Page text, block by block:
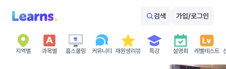
검색 가입/로그인
지역별 과목별 홈스쿨링 커뮤니티 재원생리뷰 특강 설명회 레벨테스트